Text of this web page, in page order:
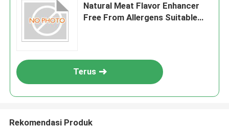
Natural Meat Flavor Enhancer
Free From Allergens Suitable
Terus
Rekomendasi Produk